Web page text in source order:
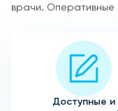
врачи. Оперативные
Доступные и